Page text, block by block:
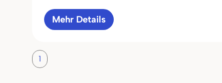
Mehr Details
1